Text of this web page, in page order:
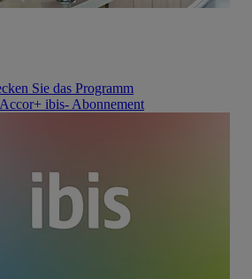
Sie das Programm
ibis- Abonnement